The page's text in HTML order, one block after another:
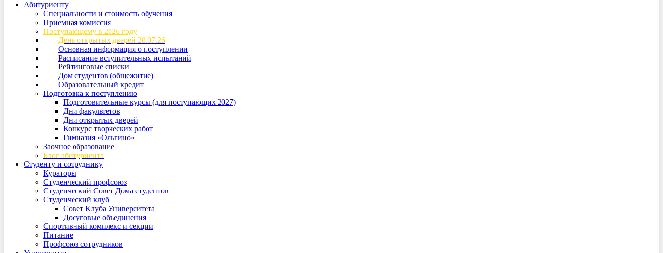
Абитуриенту
Специальности и стоимость обучения
Приемная комиссия
Поступающему в 2026 году
День открытых дверей 28.07.26
Основная информация о поступлении
Расписание вступительных испытаний
Рейтинговые списки
Дом студентов (общежитие)
Образовательный кредит
Подготовка к поступлению
Подготовительные курсы (для поступающих 2027)
Дни факультетов
Дни открытых дверей
Конкурс творческих работ
Гимназия «Ольгино»
Заочное образование
Блог абитуриента
Студенту и сотруднику
Кураторы
Студенческий профсоюз
Студенческий Совет Дома студентов
Студенческий клуб
Совет Клуба Университета
Досуговые объединения
Спортивный комплекс и секции
Питание
Профсоюз сотрудников